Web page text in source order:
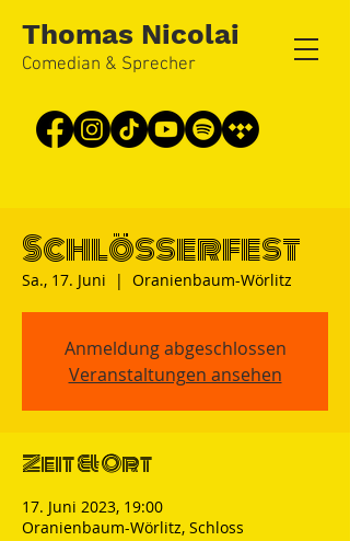
Thomas Nicolai
Comedian & Sprecher
Schlösserfest
Sa., 17. Juni
  |
Oranienbaum-Wörlitz
Anmeldung abgeschlossen
Veranstaltungen ansehen
Zeit & Ort
17. Juni 2023, 19:00
Oranienbaum-Wörlitz, Schloss